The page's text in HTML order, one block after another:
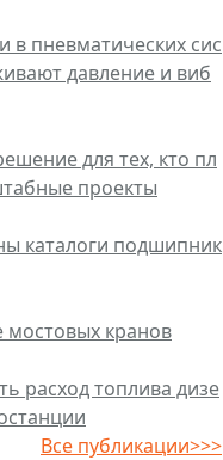
в пневматических сис
давление и виб
для тех, кто пл
проекты
каталоги подшипник
мостовых кранов
расход топлива дизе
Все публикации>>>